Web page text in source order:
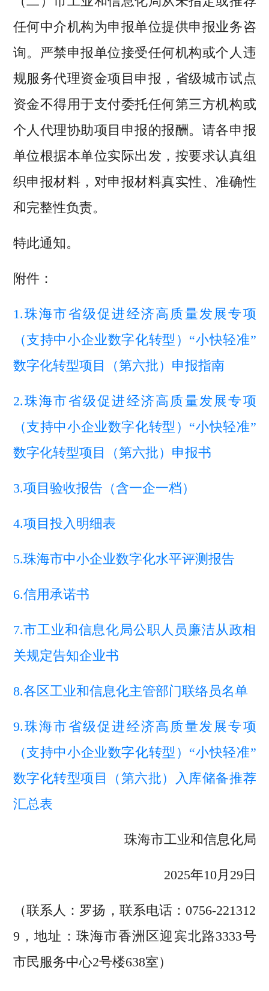
任何中介机构为申报单位提供申报业务咨
询。严禁申报单位接受任何机构或个人违
规服务代理资金项目申报，省级城市试点
资金不得用于支付委托任何第三方机构或
个人代理协助项目申报的报酬。请各申报
单位根据本单位实际出发，按要求认真组
织申报材料，对申报材料真实性、准确性
和完整性负责。
特此通知。
附件：
1.珠海市省级促进经济高质量发展专项
（支持中小企业数字化转型）“小快轻准”
数字化转型项目（第六批）申报指南
2.珠海市省级促进经济高质量发展专项
（支持中小企业数字化转型）“小快轻准”
数字化转型项目（第六批）申报书
3.项目验收报告（含一企一档）
4.项目投入明细表
5.珠海市中小企业数字化水平评测报告
6.信用承诺书
7.市工业和信息化局公职人员廉洁从政相
关规定告知企业书
8.各区工业和信息化主管部门联络员名单
9.珠海市省级促进经济高质量发展专项
（支持中小企业数字化转型）“小快轻准”
数字化转型项目（第六批）入库储备推荐
汇总表
珠海市工业和信息化局
2025年10月29日
（联系人：罗扬，联系电话：0756-221312
9，地址：珠海市香洲区迎宾北路3333号
市民服务中心2号楼638室）